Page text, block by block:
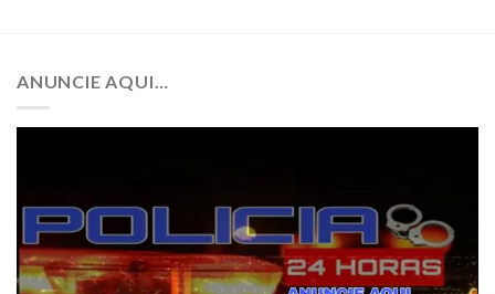
ANUNCIE AQUI…